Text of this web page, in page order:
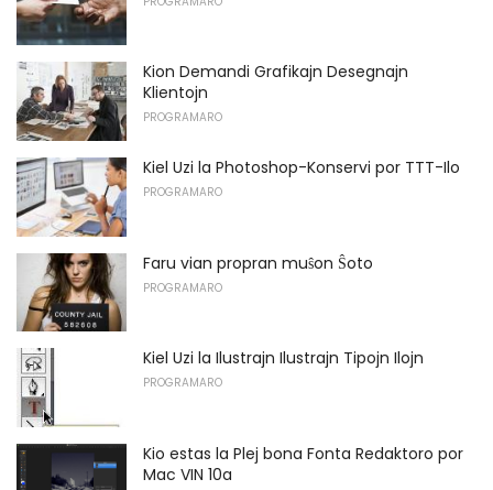
Kion Demandi Grafikajn Desegnajn
Klientojn
PROGRAMARO
Kiel Uzi la Photoshop-Konservi por TTT-Ilo
PROGRAMARO
Faru vian propran muŝon Ŝoto
PROGRAMARO
Kiel Uzi la Ilustrajn Ilustrajn Tipojn Ilojn
PROGRAMARO
Kio estas la Plej bona Fonta Redaktoro por
Mac VIN 10a